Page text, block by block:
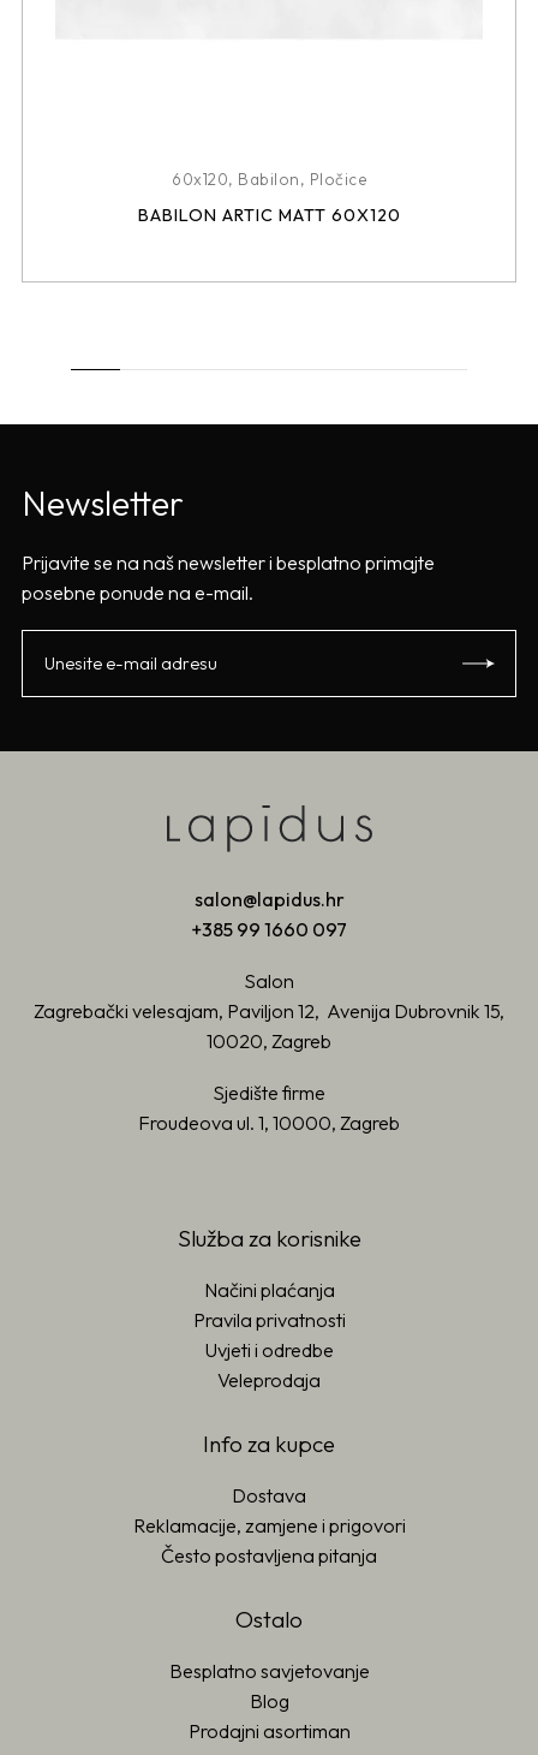
60x120, Babilon, Pločice
BABILON ARTIC MATT 60X120
Newsletter
Prijavite se na naš newsletter i besplatno primajte
posebne ponude na e-mail.
salon@lapidus.hr
+385 99 1660 097
Salon
Zagrebački velesajam, Paviljon 12, Avenija Dubrovnik 15,
10020, Zagreb
Sjedište firme
Froudeova ul. 1, 10000, Zagreb
Služba za korisnike
Načini plaćanja
Pravila privatnosti
Uvjeti i odredbe
Veleprodaja
Info za kupce
Dostava
Reklamacije, zamjene i prigovori
Često postavljena pitanja
Ostalo
Besplatno savjetovanje
Blog
Prodajni asortiman